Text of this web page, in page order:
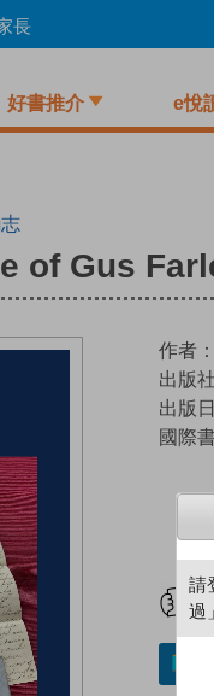
長
好書推介 e悅
of Gus
作者：
出版
出版
國際
請
過